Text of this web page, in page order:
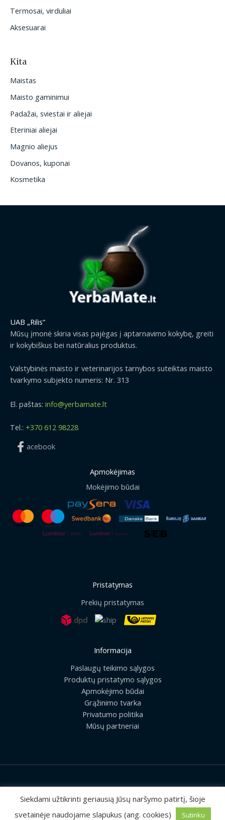
Termosai, virduliai
Aksesuarai
Kita
Maistas
Maisto gaminimui
Padažai, sviestai ir aliejai
Eteriniai aliejai
Magnio aliejus
Dovanos, kuponai
Kosmetika
UAB „Rilis“
Mūsų įmonė skiria visas pajėgas į aptarnavimo kokybę, greiti
ir kokybiškus bei natūralius produktus.
Valstybinės maisto ir veterinarijos tarnybos suteiktas maisto
tvarkymo subjekto numeris: Nr. 313
El. paštas: info@yerbamate.lt
Tel.: +370 612 98228
acebook
Apmokėjimas
Mokėjimo būdai
Pristatymas
Prekių pristatymas
Informacija
Paslaugų teikimo sąlygos
Produktų pristatymo sąlygos
Apmokėjimo būdai
Grąžinimo tvarka
Privatumo politika
Mūsų partneriai
2026 © Visos teisės saugomos | UAB „Rilis“
Sprendimas:MEDIAERN
Siekdami užtikrinti geriausią Jūsų naršymo patirtį, šioje
svetainėje naudojame slapukus (ang. cookies)
Sutinku